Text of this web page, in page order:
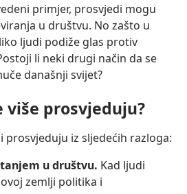
primjer, prosvjedi mogu
u društvu. No zašto u
ljudi podiže glas protiv
li neki drugi način da se
današnji svijet?
više prosvjeduju?
prosvjeduju iz sljedećih razloga:
u društvu. Kad ljudi
zemlji politika i